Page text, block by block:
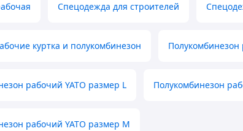
Спецодежда для строителей
куртка и полукомбинезон Полукомбинезон
рабочий YATO размер L Полукомбинезон
рабочий YATO размер M